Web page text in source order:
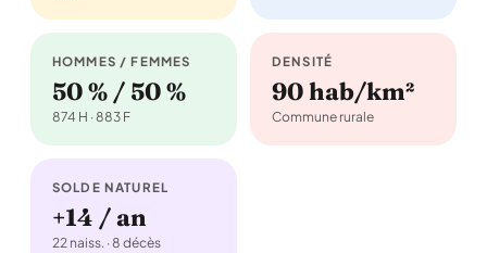
HOMMES / FEMMES
50 % / 50 %
874 H · 883 F
DENSITÉ
90 hab/km²
Commune rurale
SOLDE NATUREL
+14 / an
22 naiss. · 8 décès